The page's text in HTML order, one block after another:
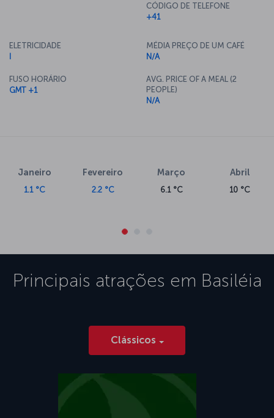
CÓDIGO DE TELEFONE
+41
ELETRICIDADE
FUSO HORÁRIO
GMT +1
MÉDIA PREÇO DE UM CAFÉ
N/A
AVG. PRICE OF A MEAL (2
PEOPLE)
N/A
Janeiro
1.1 °C
Fevereiro
2.2 °C
Março
6.1 °C
Abril
10 °C
Principais atrações em Basiléia
Clássicos